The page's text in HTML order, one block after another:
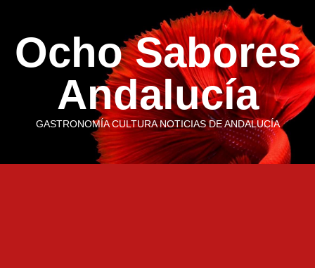
contenido
Ocho Sabores
Andalucía
GASTRONOMÍA CULTURA NOTICIAS DE ANDALUCÍA